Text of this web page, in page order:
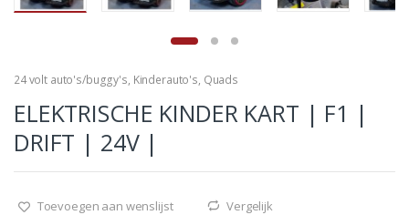
24 volt auto's/buggy's, Kinderauto's, Quads
ELEKTRISCHE KINDER KART | F1 |
DRIFT | 24V |
Toevoegen aan wenslijst Vergelijk